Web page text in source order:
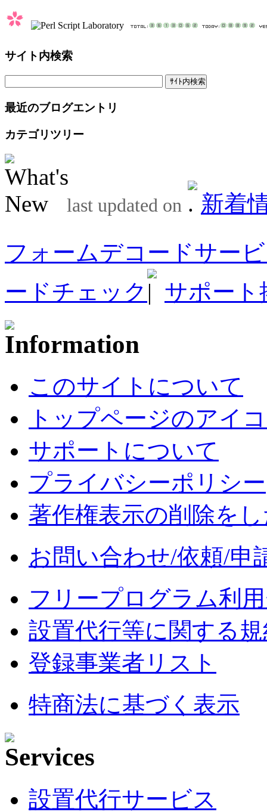
サイト内検索
最近のブログエントリ
カテゴリツリー
last updated on
新着
フォームデコードサー
ードチェック
サポート
このサイトについて
トップページのアイ
サポートについて
プライバシーポリシー
著作権表示の削除を
お問い合わせ/依頼/申
フリープログラム利
設置代行等に関する
登録事業者リスト
特商法に基づく表示
設置代行サービス